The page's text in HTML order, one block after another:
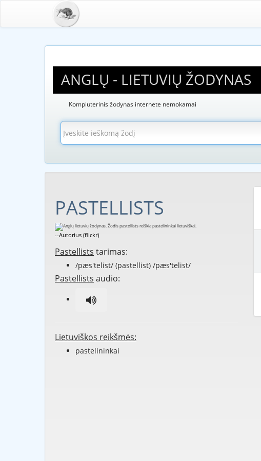
ANGLŲ - LIETUVIŲ ŽODYNAS
Kompiuterinis žodynas internete nemokamai
PASTELLISTS
--Autorius (flickr)
Pastellists tarimas:
/pæs'telist/ (pastellist) /pæs'telist/
Pastellists audio:
Lietuviškos reikšmės:
pastelininkai